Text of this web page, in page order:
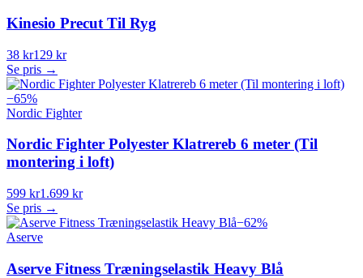
Kinesio Precut Til Ryg
38 kr129 kr
Se pris →
−65%
Nordic Fighter
Nordic Fighter Polyester Klatrereb 6 meter (Til
montering i loft)
599 kr1.699 kr
Se pris →
−62%
Aserve
Aserve Fitness Træningselastik Heavy Blå